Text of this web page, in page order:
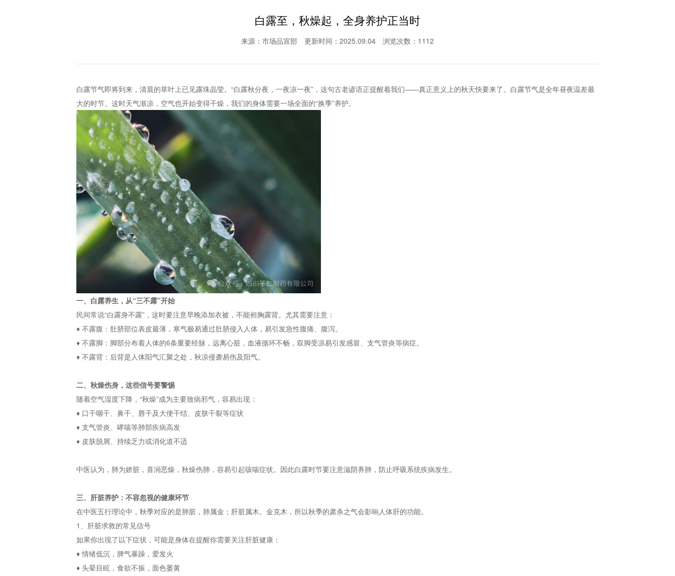
白露至，秋燥起，全身养护正当时
来源：市场品宣部 更新时间：2025.09.04 浏览次数：1112
白露节气即将到来，清晨的草叶上已见露珠晶莹。“白露秋分夜，一夜凉一夜”，这句古老谚语正提醒着我们——真正意义上的秋天快要来了。白露节气是全年昼夜温差最
大的时节。这时天气渐凉，空气也开始变得干燥，我们的身体需要一场全面的“换季”养护。
一、白露养生，从“三不露”开始
民间常说“白露身不露”，这时要注意早晚添加衣被，不能袒胸露背。尤其需要注意：
♦ 不露腹：肚脐部位表皮最薄，寒气极易通过肚脐侵入人体，易引发急性腹痛、腹泻。
♦ 不露脚：脚部分布着人体的6条重要经脉，远离心脏，血液循环不畅，双脚受凉易引发感冒、支气管炎等病症。
♦ 不露背：后背是人体阳气汇聚之处，秋凉侵袭易伤及阳气。
二、秋燥伤身，这些信号要警惕
随着空气湿度下降，“秋燥”成为主要致病邪气，容易出现：
♦ 口干咽干、鼻干、唇干及大便干结、皮肤干裂等症状
♦ 支气管炎、哮喘等肺部疾病高发
♦ 皮肤脱屑、持续乏力或消化道不适
中医认为，肺为娇脏，喜润恶燥，秋燥伤肺，容易引起咳喘症状。因此白露时节要注意滋阴养肺，防止呼吸系统疾病发生。
三、肝脏养护：不容忽视的健康环节
在中医五行理论中，秋季对应的是肺脏，肺属金；肝脏属木。金克木，所以秋季的肃杀之气会影响人体肝的功能。
1、肝脏求救的常见信号
如果你出现了以下症状，可能是身体在提醒你需要关注肝脏健康：
♦ 情绪低沉，脾气暴躁，爱发火
♦ 头晕目眩，食欲不振，面色萎黄